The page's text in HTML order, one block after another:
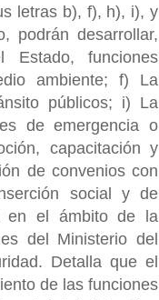
letras b), f), h), i), y
podrán desarrollar,
funciones
ambiente; f) La
públicos; i) La
de emergencia o
capacitación y
de convenios con
social y de
en el ámbito de la
del Ministerio del
Detalla que el
de las funciones